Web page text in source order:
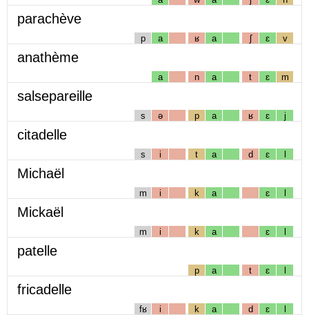
parachève
p a ʁ a ʃ ɛ v
anathème
a n a t ɛ m
salsepareille
s ə p a ʁ ɛ j
citadelle
s i t a d ɛ l
Michaël
m i k a ɛ l
Mickaël
m i k a ɛ l
patelle
p a t ɛ l
fricadelle
fʁ i k a d ɛ l